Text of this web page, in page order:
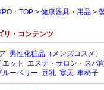
：TOP > 健康器具・用品 >
リ・コンテンツ
男性化粧品（メンズコスメ）
エット エステ・サロン・スパ
ルーベリー 豆乳 寒天 車椅子